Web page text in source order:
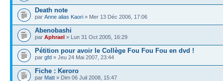
Death note
par Anne alias Kaori » Mer 13 Déc 2006, 17:06
Abenobashi
par Aphrael » Lun 31 Oct 2005, 16:29
Pétition pour avoir le Collège Fou Fou Fou en dvd !
par gfd » Jeu 24 Mai 2007, 23:44
Fiche : Keroro
par Matt » Dim 06 Juil 2008, 15:47